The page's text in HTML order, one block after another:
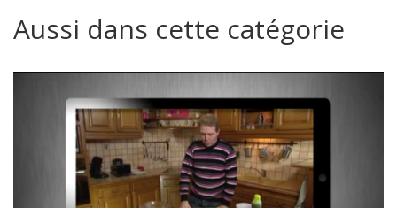
Aussi dans cette catégorie